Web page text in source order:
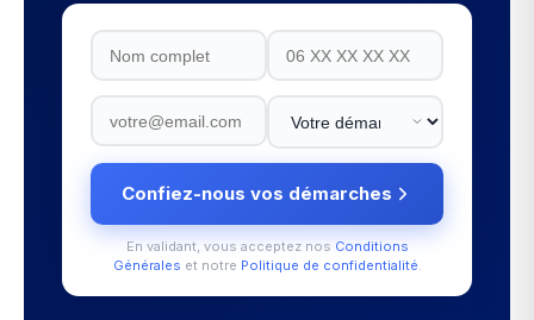
Confiez-nous vos démarches
En validant, vous acceptez nos Conditions
Générales et notre Politique de confidentialité.